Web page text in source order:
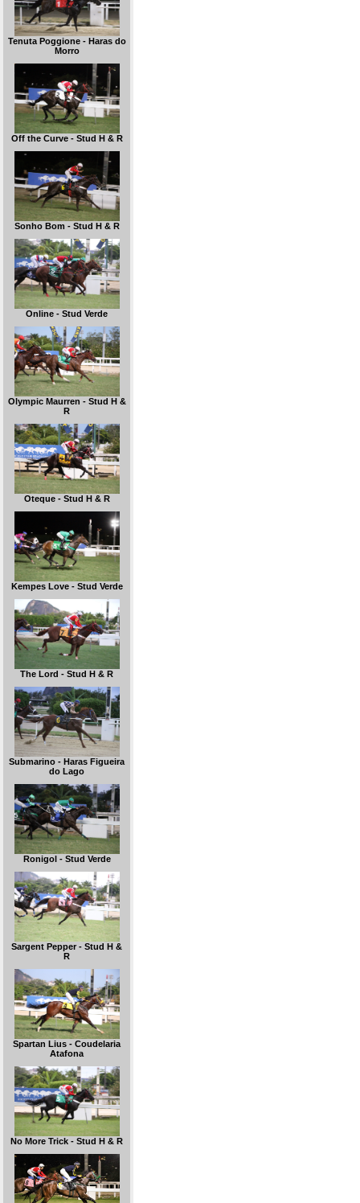
Tenuta Poggione - Haras do
Morro
Off the Curve - Stud H & R
Sonho Bom - Stud H & R
Online - Stud Verde
Olympic Maurren - Stud H &
R
Oteque - Stud H & R
Kempes Love - Stud Verde
The Lord - Stud H & R
Submarino - Haras Figueira
do Lago
Ronigol - Stud Verde
Sargent Pepper - Stud H &
R
Spartan Lius - Coudelaria
Atafona
No More Trick - Stud H & R